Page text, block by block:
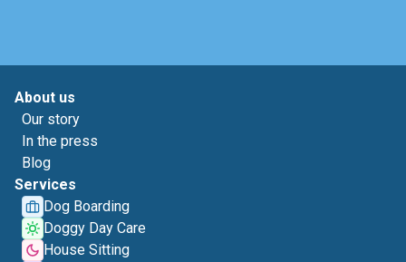
About us
Our story
In the press
Blog
Services
Dog Boarding
Doggy Day Care
House Sitting